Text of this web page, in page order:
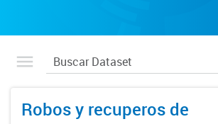
Robos y recuperos de